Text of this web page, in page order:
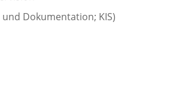
Dokumentation; KIS)